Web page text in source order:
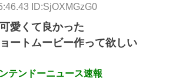
ID:SjOXMGzG0
愛くて良かった
ートムービー作って欲しい
テンドーニュース速報